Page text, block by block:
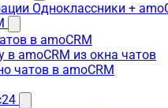
Одноклассники +
в amoCRM
в amoCRM из окна чатов
чатов в amoCRM